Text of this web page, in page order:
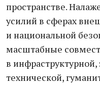
пространстве.
усилий в сферах
и национальной
масштабные
в
технической,